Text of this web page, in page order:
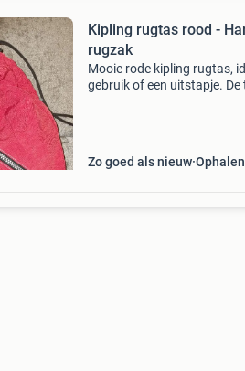
Kipling rugtas rood -
rugzak
Mooie rode kipling rugtas,
gebruik of een uitstapje.
Zo goed als nieuw